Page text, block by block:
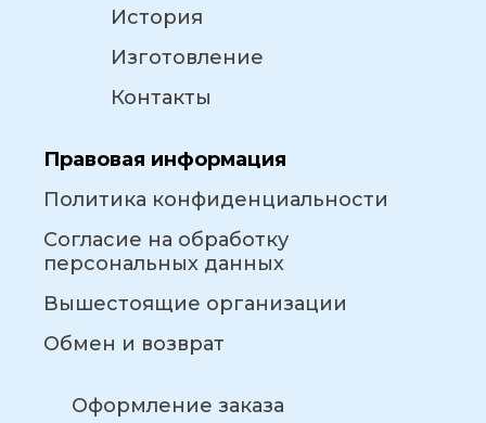
История
Изготовление
Контакты
Правовая информация
Политика конфиденциальности
Согласие на обработку
персональных данных
Вышестоящие организации
Обмен и возврат
Оформление заказа